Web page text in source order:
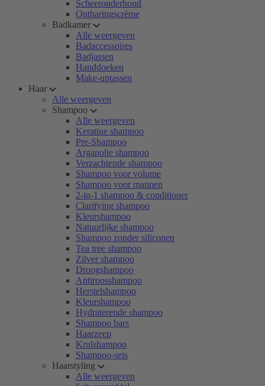
Scheeronderhoud
Ontharingscrème
Badkamer
Alle weergeven
Badaccessoires
Badjassen
Handdoeken
Make-uptassen
Haar
Alle weergeven
Shampoo
Alle weergeven
Keratine shampoo
Pre-Shampoo
Arganolie shampoo
Verzachtende shampoo
Shampoo voor volume
Shampoo voor mannen
2-in-1 shampoo & conditioner
Clarifying shampoo
Kleurshampoo
Natuurlijke shampoo
Shampoo zonder siliconen
Tea tree shampoo
Zilver shampoo
Droogshampoo
Antiroosshampoo
Herstelshampoo
Kleurshampoo
Hydraterende shampoo
Shampoo bars
Haarzeep
Krulshampoo
Shampoo-sets
Haarstyling
Alle weergeven